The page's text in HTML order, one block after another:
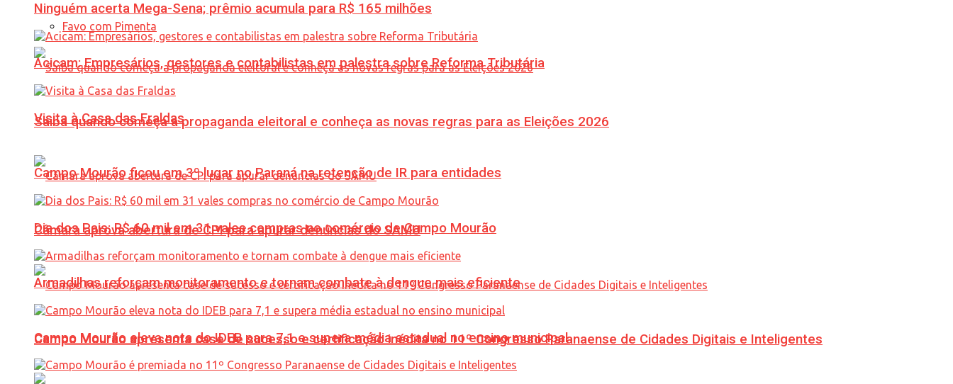
Favo com Pimenta
Saiba quando começa a propaganda eleitoral e conheça as novas regras para as Eleições 2026
Câmara aprova abertura de CPI para apurar denúncias do SAMU
Campo Mourão apresenta case de sucesso e certificação inédita no 11º Congresso Paranaense de Cidades Digitais e Inteligentes
Ninguém acerta Mega-Sena; prêmio acumula para R$ 165 milhões
Acicam: Empresários, gestores e contabilistas em palestra sobre Reforma Tributária
Visita à Casa das Fraldas
Campo Mourão ficou em 3º lugar no Paraná na retenção de IR para entidades
Dia dos Pais: R$ 60 mil em 31 vales compras no comércio de Campo Mourão
Armadilhas reforçam monitoramento e tornam combate à dengue mais eficiente
Campo Mourão eleva nota do IDEB para 7,1 e supera média estadual no ensino municipal